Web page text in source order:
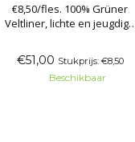
€8,50/fles. 100% Grüner
Veltliner, lichte en jeugdige
groene appel en
citrusvruchten. Deze witte
wijn is fris en verkwikkend in
€51,00 Stukprijs: €8,50
Beschikbaar